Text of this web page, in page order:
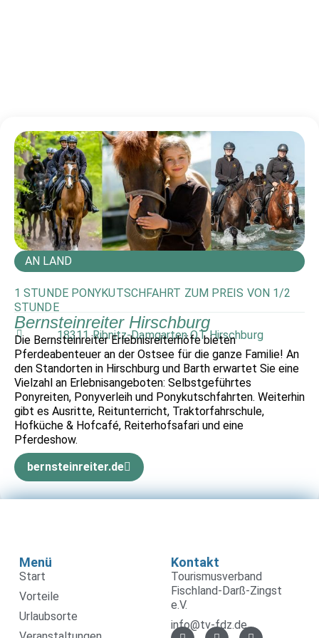
1 STUNDE PONYKUTSCHFAHRT ZUM PREIS VON 1/2
STUNDE
AN LAND
Bernsteinreiter Hirschburg
18311 Ribnitz-Damgarten OT Hirschburg
Die Bernsteinreiter Erlebnisreiterhöfe bieten
Pferdeabenteuer an der Ostsee für die ganze Familie! An
den Standorten in Hirschburg und Barth erwartet Sie eine
Vielzahl an Erlebnisangeboten: Selbstgeführtes
Ponyreiten, Ponyverleih und Ponykutschfahrten. Weiterhin
gibt es Ausritte, Reitunterricht, Traktorfahrschule,
Hofküche & Hofcafé, Reiterhofsafari und eine
Pferdeshow.
bernsteinreiter.de
Menü
Start
Vorteile
Urlaubsorte
Kontakt
Tourismusverband
Fischland-Darß-Zingst
e.V.
info@tv-fdz.de